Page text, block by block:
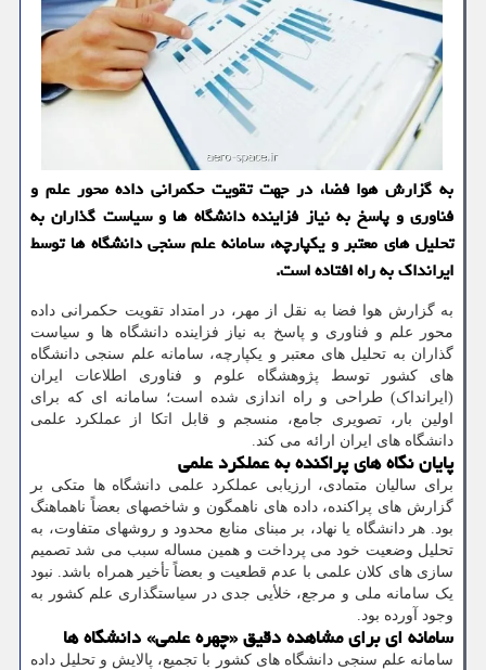
به گزارش هوا فضا، در جهت تقویت حکمرانی داده محور علم و
فناوری و پاسخ به نیاز فزاینده دانشگاه ها و سیاست گذاران به
تحلیل های معتبر و یکپارچه، سامانه علم سنجی دانشگاه ها توسط
ایرانداک به راه افتاده است.
به گزارش هوا فضا به نقل از مهر، در امتداد تقویت حکمرانی داده
محور علم و فناوری و پاسخ به نیاز فزاینده دانشگاه ها و سیاست
گذاران به تحلیل های معتبر و یکپارچه، سامانه علم سنجی دانشگاه
های کشور توسط پژوهشگاه علوم و فناوری اطلاعات ایران
(ایرانداک) طراحی و راه اندازی شده است؛ سامانه ای که برای
اولین بار، تصویری جامع، منسجم و قابل اتکا از عملکرد علمی
دانشگاه های ایران ارائه می کند.
پایان نگاه های پراکنده به عملکرد علمی
برای سالیان متمادی، ارزیابی عملکرد علمی دانشگاه ها متکی بر
گزارش های پراکنده، داده های ناهمگون و شاخصهای بعضاً ناهماهنگ
بود. هر دانشگاه یا نهاد، بر مبنای منابع محدود و روشهای متفاوت، به
تحلیل وضعیت خود می پرداخت و همین مساله سبب می شد تصمیم
سازی های کلان علمی با عدم قطعیت و بعضاً تأخیر همراه باشد. نبود
یک سامانه ملی و مرجع، خلأیی جدی در سیاستگذاری علم کشور به
وجود آورده بود.
سامانه ای برای مشاهده دقیق «چهره علمی» دانشگاه ها
سامانه علم سنجی دانشگاه های کشور با تجمیع، پالایش و تحلیل داده